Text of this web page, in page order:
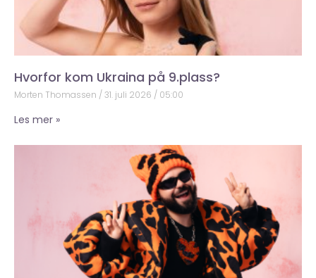
Hvorfor kom Ukraina på 9.plass?
Morten Thomassen 31. juli 2026 05:00
Les mer »